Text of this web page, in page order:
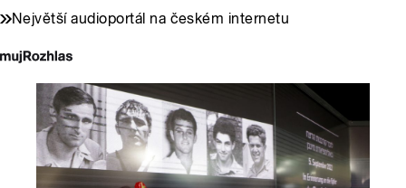
Největší audioportál na českém internetu